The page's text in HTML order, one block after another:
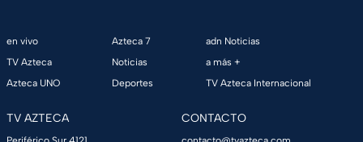
en vivo
TV Azteca
Azteca UNO
Azteca 7
Noticias
Deportes
adn Noticias
a más +
TV Azteca Internacional
TV AZTECA CONTACTO